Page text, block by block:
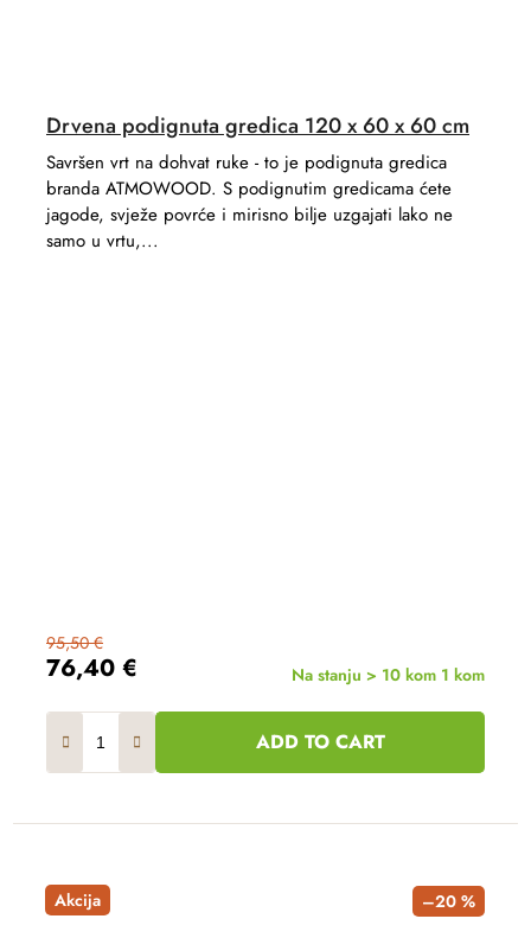
Drvena podignuta gredica 120 x 60 x 60 cm
76,40 €
95,50 €
Na stanju > 10 kom 1 kom
ADD TO CART
Savršen vrt na dohvat ruke - to je podignuta gredica
branda ATMOWOOD. S podignutim gredicama ćete
jagode, svježe povrće i mirisno bilje uzgajati lako ne
samo u vrtu,...
Akcija –20 %